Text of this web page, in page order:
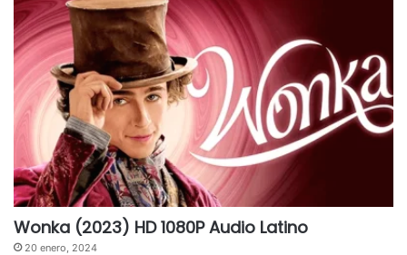
Wonka (2023) HD 1080P Audio Latino
20 enero, 2024